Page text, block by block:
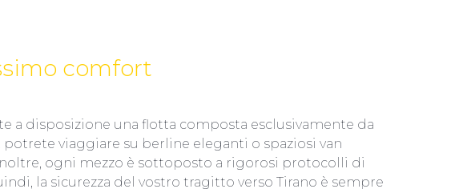
comfort
a disposizione una flotta composta esclusivamente da
potrete viaggiare su berline eleganti o spaziosi van
ogni mezzo è sottoposto a rigorosi protocolli di
la sicurezza del vostro tragitto verso Tirano è sempre